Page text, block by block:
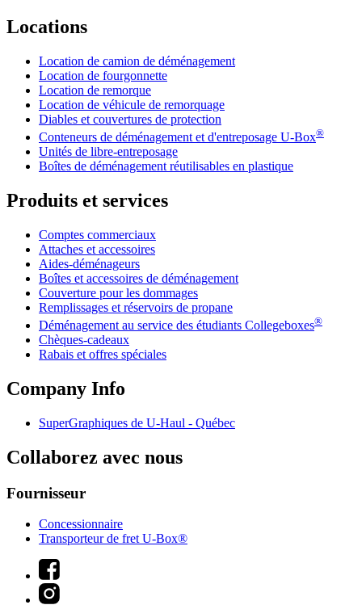
Locations
Location de camion de déménagement
Location de fourgonnette
Location de remorque
Location de véhicule de remorquage
Diables et couvertures de protection
Conteneurs de déménagement et d'entreposage U-Box®
Unités de libre-entreposage
Boîtes de déménagement réutilisables en plastique
Produits et services
Comptes commerciaux
Attaches et accessoires
Aides-déménageurs
Boîtes et accessoires de déménagement
Couverture pour les dommages
Remplissages et réservoirs de propane
Déménagement au service des étudiants Collegeboxes®
Chèques-cadeaux
Rabais et offres spéciales
Company Info
SuperGraphiques de U-Haul - Québec
Collaborez avec nous
Fournisseur
Concessionnaire
Transporteur de fret U-Box®